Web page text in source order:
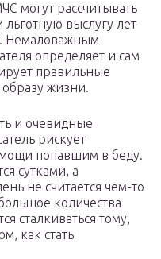
могут рассчитывать
выслугу лет
Немаловажным
определяет и сам
правильные
жизни.
и очевидные
рискует
попавшим в беду.
сутками, а
не считается чем-то
количества
сталкиваться тому,
как стать